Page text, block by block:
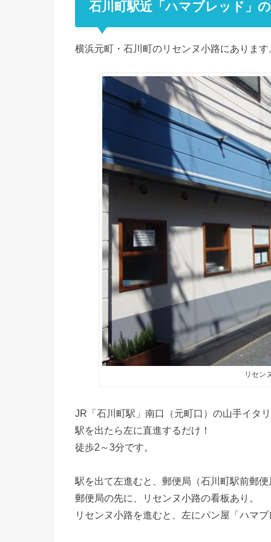
石川町駅近「ハマブレッド」
横浜元町・石川町のリセンヌ小路にあります
リセン
JR「石川町駅」南口（元町口）の山手イタ
駅を出たら左に直進するだけ！
徒歩2～3分です。
駅を出て左進むと、郵便局（石川町駅前郵便
郵便局の先に、リセンヌ小路の看板あり。
リセンヌ小路を進むと、左にパン屋「ハマブ